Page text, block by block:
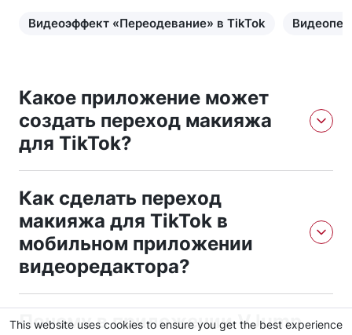
Видеоэффект «Переодевание» в TikTok
Какое приложение может
создать переход макияжа
для TikTok?
для Tiktok. Вам нужно просто перейти по ссылке для
скачивания, установить приложение и следовать
инструкциям. Приложение не требует навыки монтажа,
и вы можете получить результат в короткие сроки.
Как сделать переход
макияжа для TikTok в
мобильном приложении
видеоредактора?
помощью мобильного приложения для редактирования
Почему в приложении VJump
This website uses cookies to ensure you get the best experience